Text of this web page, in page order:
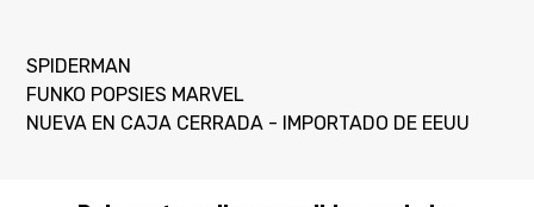
SPIDERMAN
FUNKO POPSIES MARVEL
NUEVA EN CAJA CERRADA - IMPORTADO DE EEUU